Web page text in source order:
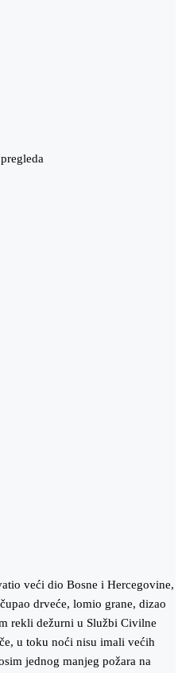
pregleda
veći dio Bosne i Hercegovine,
drveće, lomio grane, dizao
rekli dežurni u Službi Civilne
u toku noći nisu imali većih
jednog manjeg požara na